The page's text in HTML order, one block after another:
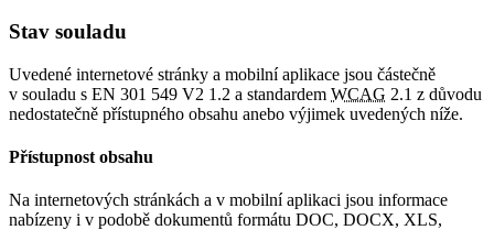
Stav souladu
Uvedené internetové stránky a mobilní aplikace jsou částečně
v souladu s EN 301 549 V2 1.2 a standardem WCAG 2.1 z důvodu
nedostatečně přístupného obsahu anebo výjimek uvedených níže.
Přístupnost obsahu
Na internetových stránkách a v mobilní aplikaci jsou informace
nabízeny i v podobě dokumentů formátu DOC, DOCX, XLS,